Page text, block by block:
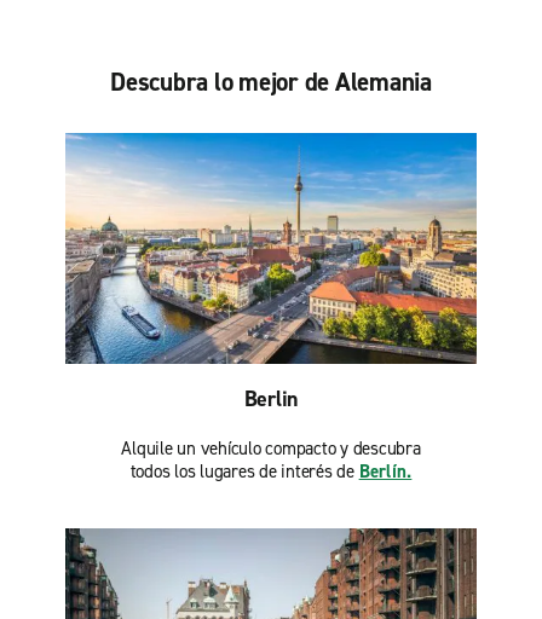
Descubra lo mejor de Alemania
Berlin
Alquile un vehículo compacto y descubra
todos los lugares de interés de Berlín.